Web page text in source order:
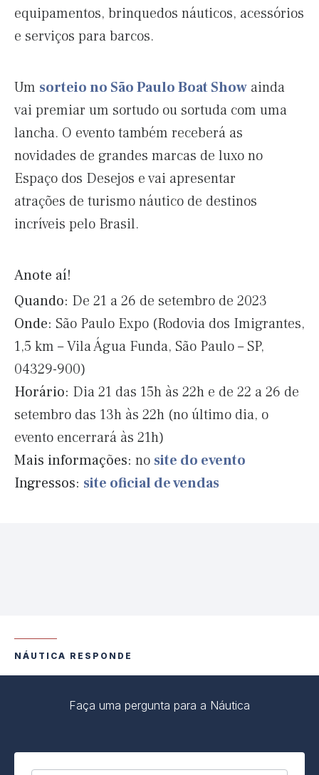
equipamentos, brinquedos náuticos, acessórios
e serviços para barcos.
Um sorteio no São Paulo Boat Show ainda
vai premiar um sortudo ou sortuda com uma
lancha. O evento também receberá as
novidades de grandes marcas de luxo no
Espaço dos Desejos e vai apresentar
atrações de turismo náutico de destinos
incríveis pelo Brasil.
Anote aí!
Quando: De 21 a 26 de setembro de 2023
Onde: São Paulo Expo (Rodovia dos Imigrantes,
1,5 km – Vila Água Funda, São Paulo – SP,
04329-900)
Horário: Dia 21 das 15h às 22h e de 22 a 26 de
setembro das 13h às 22h (no último dia, o
evento encerrará às 21h)
Mais informações: no site do evento
Ingressos: site oficial de vendas
NÁUTICA RESPONDE
Faça uma pergunta para a Náutica